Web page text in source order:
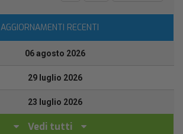
AGGIORNAMENTI RECENTI
06 agosto 2026
29 luglio 2026
23 luglio 2026
Vedi tutti